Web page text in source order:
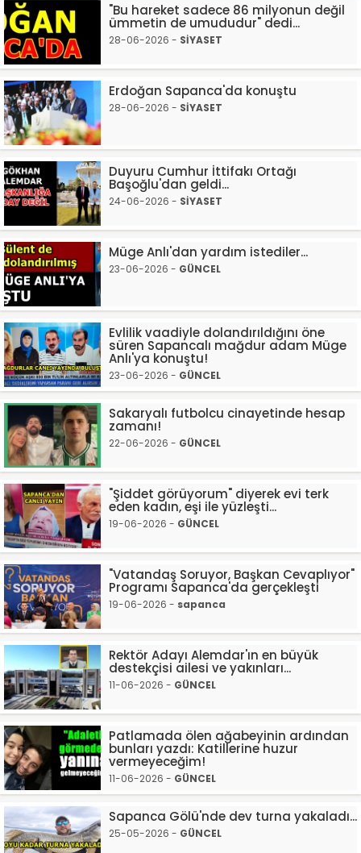
"Bu hareket sadece 86 milyonun değil
ümmetin de umududur" dedi...
28-06-2026 - SİYASET
Erdoğan Sapanca'da konuştu
28-06-2026 - SİYASET
Duyuru Cumhur İttifakı Ortağı
Başoğlu'dan geldi...
24-06-2026 - SİYASET
Müge Anlı'dan yardım istediler...
23-06-2026 - GÜNCEL
Evlilik vaadiyle dolandırıldığını öne
süren Sapancalı mağdur adam Müge
Anlı'ya konuştu!
23-06-2026 - GÜNCEL
Sakaryalı futbolcu cinayetinde hesap
zamanı!
22-06-2026 - GÜNCEL
"Şiddet görüyorum" diyerek evi terk
eden kadın, eşi ile yüzleşti...
19-06-2026 - GÜNCEL
"Vatandaş Soruyor, Başkan Cevaplıyor"
Programı Sapanca'da gerçekleşti
19-06-2026 - sapanca
Rektör Adayı Alemdar'ın en büyük
destekçisi ailesi ve yakınları...
11-06-2026 - GÜNCEL
Patlamada ölen ağabeyinin ardından
bunları yazdı: Katillerine huzur
vermeyeceğim!
11-06-2026 - GÜNCEL
Sapanca Gölü'nde dev turna yakaladı...
25-05-2026 - GÜNCEL